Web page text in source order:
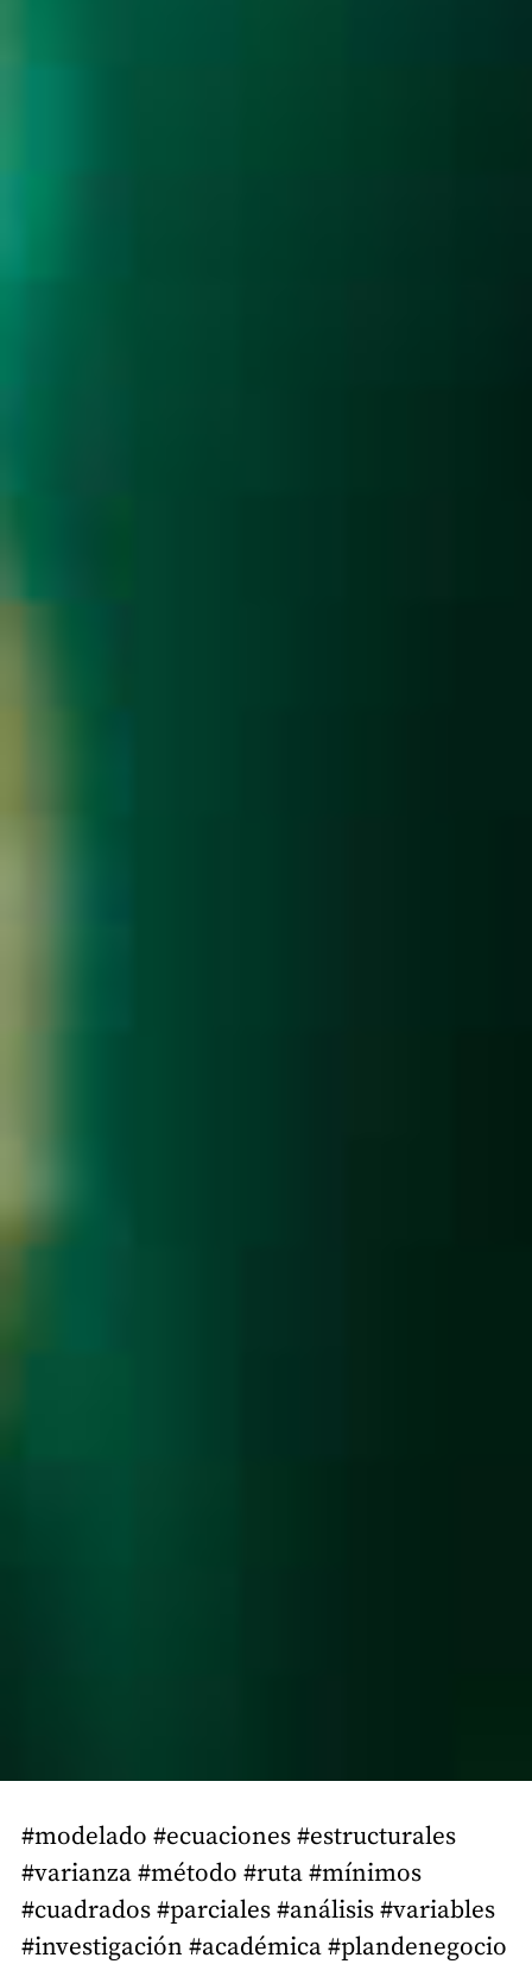
#modelado #ecuaciones #estructurales
#varianza #método #ruta #mínimos
#cuadrados #parciales #análisis #variables
#investigación #académica #plandenegocio